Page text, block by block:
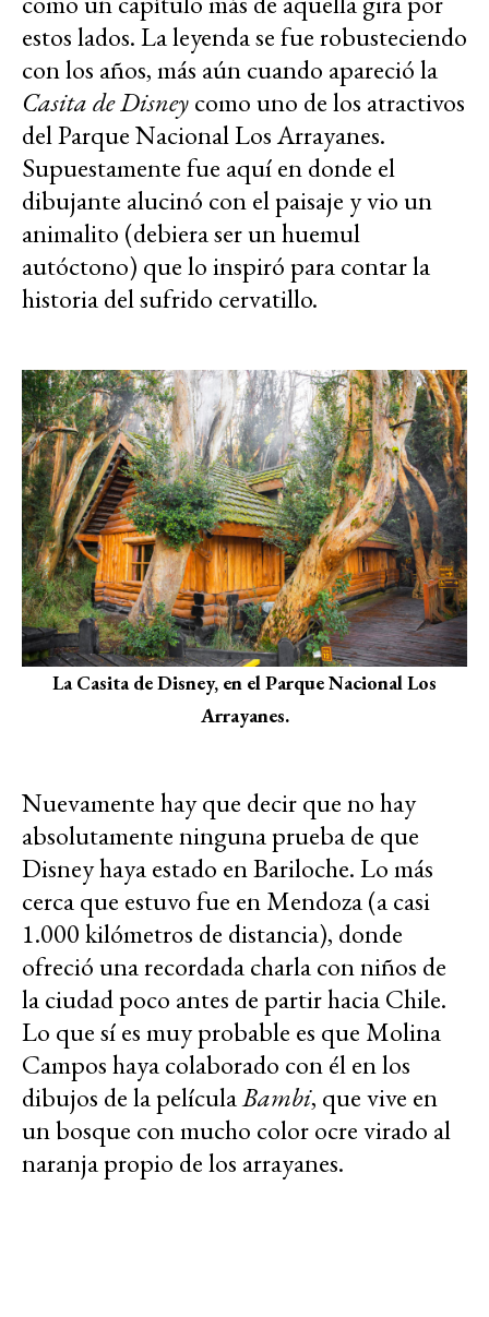
estos lados. La leyenda se fue robusteciendo
con los años, más aún cuando apareció la
Casita de Disneycomo uno de los atractivos
del Parque Nacional Los Arrayanes.
Supuestamente fue aquí en donde el
dibujante alucinó con el paisaje y vio un
animalito (debiera ser un huemul
autóctono) que lo inspiró para contar la
historia del sufrido cervatillo.
La Casita de Disney, en el Parque Nacional Los
Arrayanes.
Nuevamente hay que decir que no hay
absolutamente ninguna prueba de que
Disney haya estado en Bariloche. Lo más
cerca que estuvo fue en Mendoza (a casi
1.000 kilómetros de distancia), donde
ofreció una recordada charla con niños de
la ciudad poco antes de partir hacia Chile.
Lo que sí es muy probable es que Molina
Campos haya colaborado con él en los
dibujos de la películaBambi, que vive en
un bosque con mucho color ocre virado al
naranja propio de los arrayanes.